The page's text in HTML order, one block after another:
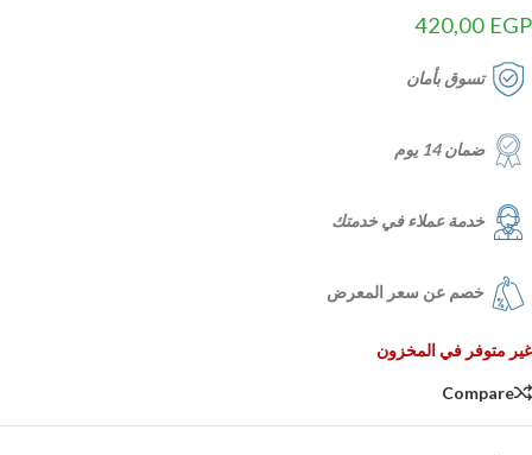
420,00 EGP
تسوق بأمان
ضمان 14 يوم
خدمة عملاء في خدمتك
خصم عن سعر المعرض
غير متوفر في المخزون
Compare